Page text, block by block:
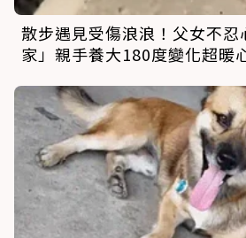
散步遇見受傷浪浪！父女不忍
家」親手養大180度變化超暖